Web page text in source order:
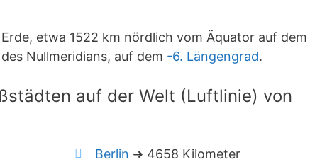
etwa 1522 km nördlich vom Äquator auf dem
Nullmeridians, auf dem -6. Längengrad.
auf der Welt (Luftlinie) von
Berlin ➜ 4658 Kilometer